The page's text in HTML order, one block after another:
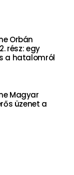
Orbán
rész: egy
a hatalomról
Magyar
üzenet a